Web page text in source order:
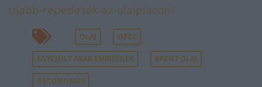
ujabb-repedesek-az-olajpiacon/
OLAJ OPEC
EGYESÜLT ARAB EMÍRSÉGEK BRENT OLAJ
OECONOMUS